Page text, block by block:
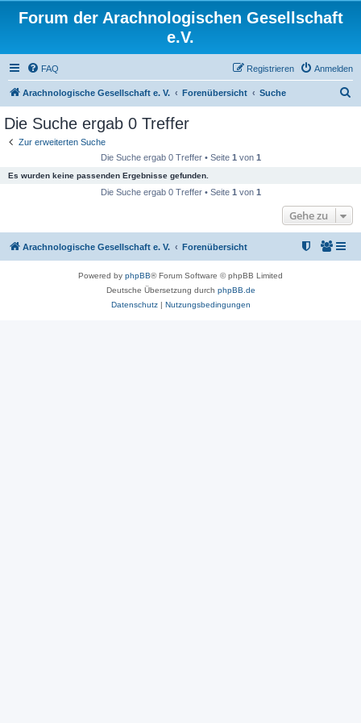
Forum der Arachnologischen Gesellschaft
e.V.
FAQ Anmelden
Registrieren
Arachnologische Gesellschaft e. V. Forenübersicht Suche
Die Suche ergab 0 Treffer
Zur erweiterten Suche
Die Suche ergab 0 Treffer • Seite 1 von 1
Es wurden keine passenden Ergebnisse gefunden.
Die Suche ergab 0 Treffer • Seite 1 von 1
Gehe zu
Arachnologische Gesellschaft e. V. Forenübersicht
Powered by phpBB® Forum Software © phpBB Limited
Deutsche Übersetzung durch phpBB.de
Datenschutz| Nutzungsbedingungen